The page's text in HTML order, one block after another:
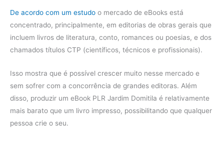
De acordo com um estudo o mercado de eBooks está
concentrado, principalmente, em editorias de obras gerais que
incluem livros de literatura, conto, romances ou poesias, e dos
chamados títulos CTP (científicos, técnicos e profissionais).
Isso mostra que é possível crescer muito nesse mercado e
sem sofrer com a concorrência de grandes editoras. Além
disso, produzir um eBook PLR Jardim Domitila é relativamente
mais barato que um livro impresso, possibilitando que qualquer
pessoa crie o seu.